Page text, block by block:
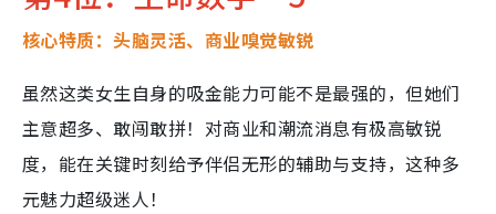
核心特质：头脑灵活、商业嗅觉敏锐
虽然这类女生自身的吸金能力可能不是最强的，但她们
主意超多、敢闯敢拼！对商业和潮流消息有极高敏锐
度，能在关键时刻给予伴侣无形的辅助与支持，这种多
元魅力超级迷人！